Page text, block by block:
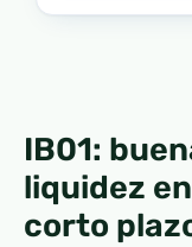
IB01:
liquidez
corto